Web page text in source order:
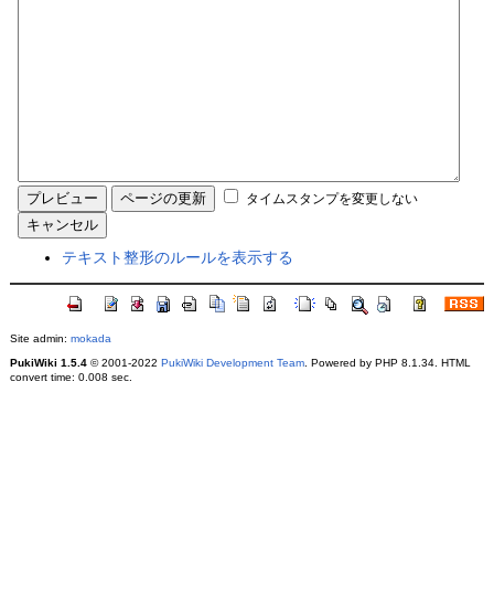
タイムスタンプを変更しない
テキスト整形のルールを表示する
Site admin: mokada
PukiWiki 1.5.4© 2001-2022 PukiWiki Development Team. Powered by PHP 8.1.34. HTML
convert time: 0.008 sec.